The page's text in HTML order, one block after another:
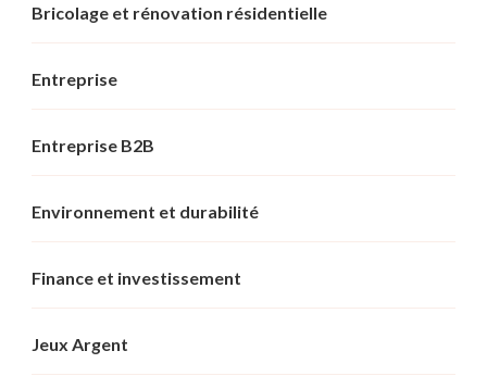
Bricolage et rénovation résidentielle
Entreprise
Entreprise B2B
Environnement et durabilité
Finance et investissement
Jeux Argent